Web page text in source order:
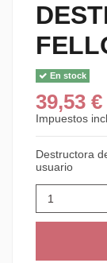
En stock
39,53 €
Impuestos
Destructora
usuario